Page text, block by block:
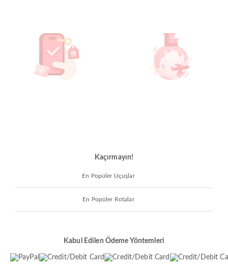
Kaçırmayın!
En Popüler Uçuşlar
En Popüler Rotalar
Kabul Edilen Ödeme Yöntemleri